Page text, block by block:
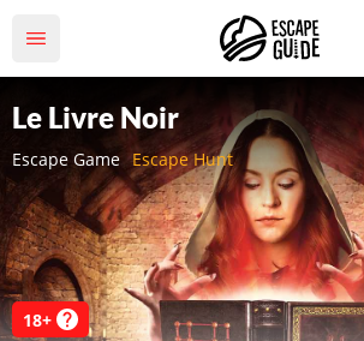
Escape Game Escape Hunt
Le Livre Noir
18+